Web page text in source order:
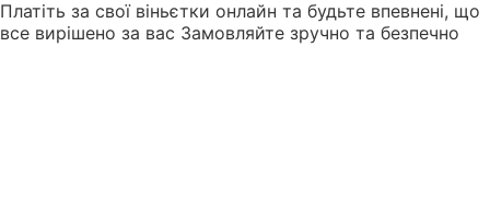
Платіть за свої віньєтки онлайн та будьте впевнені, що
все вирішено за вас Замовляйте зручно та безпечно